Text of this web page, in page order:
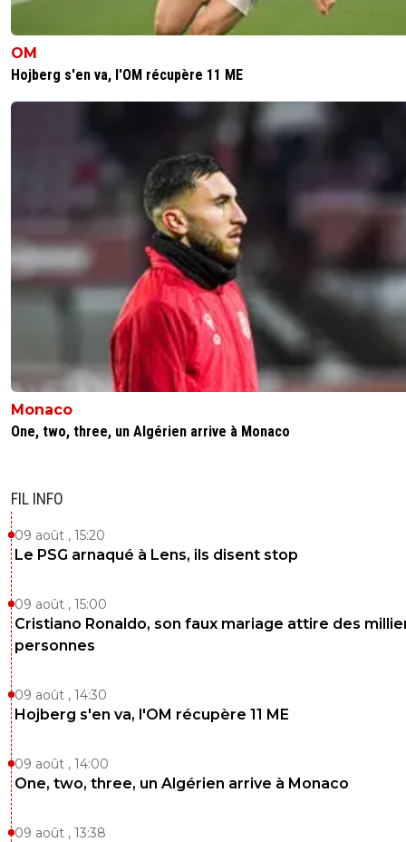
OM
Hojberg s'en va, l'OM récupère 11 ME
Monaco
One, two, three, un Algérien arrive à Monaco
FIL INFO
09 août , 15:20
Le PSG arnaqué à Lens, ils disent stop
09 août , 15:00
Cristiano Ronaldo, son faux mariage attire des
personnes
09 août , 14:30
Hojberg s'en va, l'OM récupère 11 ME
09 août , 14:00
One, two, three, un Algérien arrive à Monaco
09 août , 13:38